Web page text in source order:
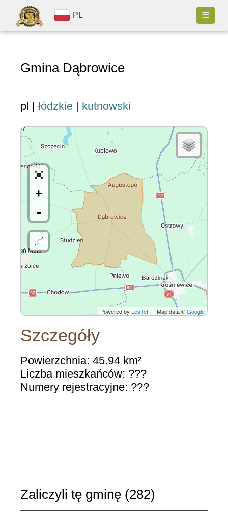
PL ☰
Gmina Dąbrowice
pl | łódzkie | kutnowski
+
-
Powered by Leaflet— Map data ©Google
Szczegóły
Powierzchnia: 45.94 km²
Liczba mieszkańców: ???
Numery rejestracyjne: ???
Zaliczyli tę gminę (282)